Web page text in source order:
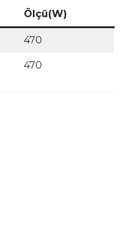
Ölçü(W)
470
470